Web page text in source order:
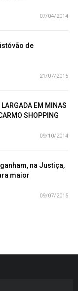
07/04/2014
de
21/07/2015
LARGADA EM MINAS
SHOPPING
09/10/2014
na Justiça,
maior
09/07/2015